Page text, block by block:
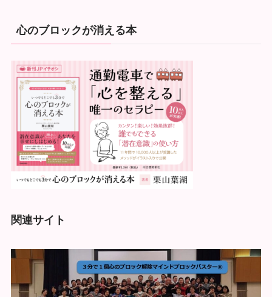
心のブロックが消える本
関連サイト